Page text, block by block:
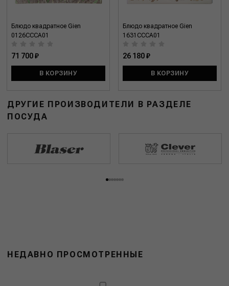
Блюдо квадратное Gien
0126CCCA01
71 700 ₽
В КОРЗИНУ
Блюдо квадратное Gien
1631CCCA01
26 180 ₽
В КОРЗИНУ
ДРУГИЕ ПРОИЗВОДИТЕЛИ В РАЗДЕЛЕ
ПОСУДА
НЕДАВНО ПРОСМОТРЕННЫЕ